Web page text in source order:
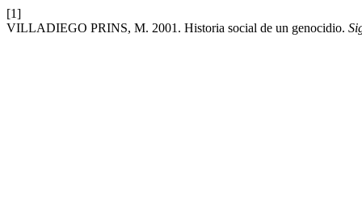
[1]
VILLADIEGO PRINS, M. 2001. Historia social de un genocidio.